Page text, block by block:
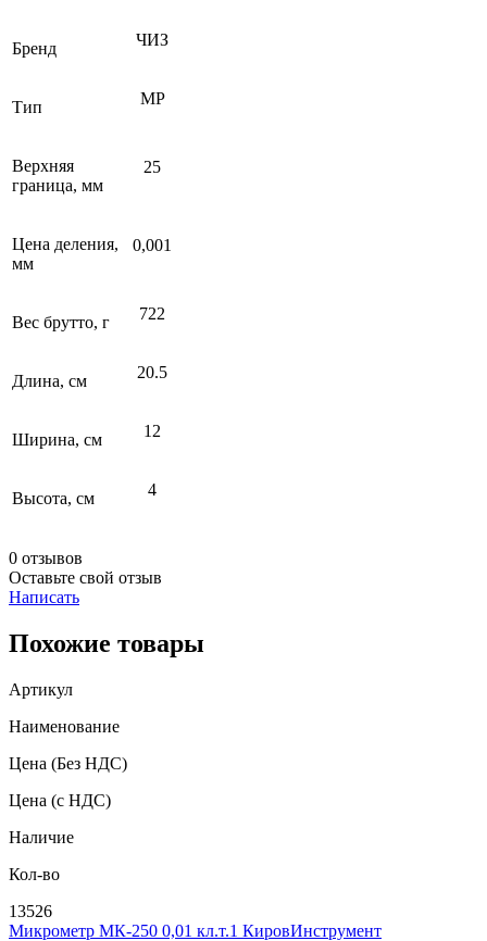
Бренд ЧИЗ
Тип МР
Верхняя
граница, мм
25
Цена деления,
мм
0,001
Вес брутто, г 722
Длина, см 20.5
Ширина, см 12
Высота, см 4
0 отзывов
Оставьте свой отзыв
Написать
Похожие товары
Артикул
Наименование
Цена (Без НДС)
Цена (с НДС)
Наличие
Кол-во
13526
Микрометр МК-250 0,01 кл.т.1 КировИнструмент